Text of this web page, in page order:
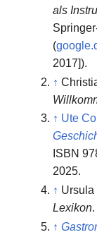
als
(
2017]).
↑
↑ Ute
ISBN
2025.
↑
Lexikon
↑